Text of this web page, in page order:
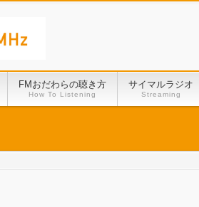
FMおだわらの聴き方
How To Listening
サイマルラジオ
Streaming